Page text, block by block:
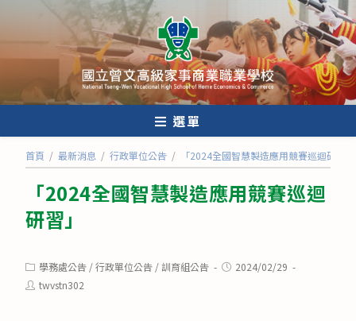
內
選單
首頁 / 最新消息 / 行政單位公告 / 「2024全國智慧製造應用競賽巡迴研習」
「2024全國智慧製造應用競賽巡迴
研習」
Post
category:
學務處公告 /行政單位公告 /訓育組公告
Post2024/02/29
Posttwvstn302